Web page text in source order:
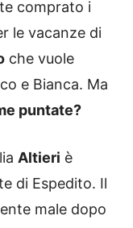
comprato i
le vacanze di
che vuole
e Bianca. Ma
puntate?
Altieri è
di Espedito. Il
male dopo